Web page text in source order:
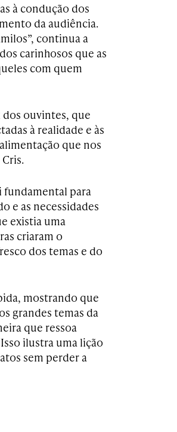
à condução dos
da audiência.
continua a
carinhosos que as
com quem
ouvintes, que
à realidade e às
que nos
fundamental para
e as necessidades
existia uma
criaram o
dos temas e do
mostrando que
grandes temas da
que ressoa
ilustra uma lição
sem perder a